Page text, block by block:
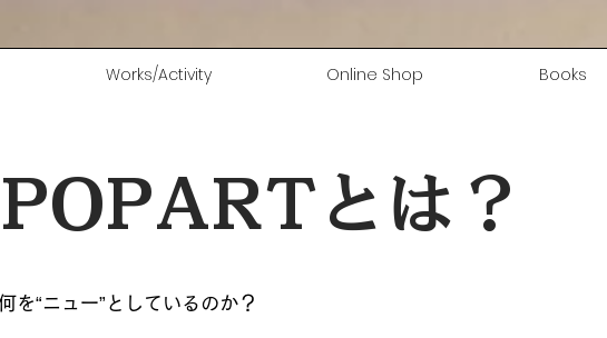
Works/Activity Online Shop Books
とは？
を“ニュー”としているのか？